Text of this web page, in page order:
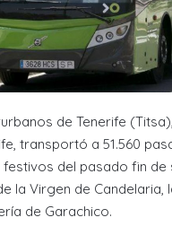
de Tenerife
transportó a 51.560
del pasado fin de
la Virgen de Candelaria,
de Garachico.